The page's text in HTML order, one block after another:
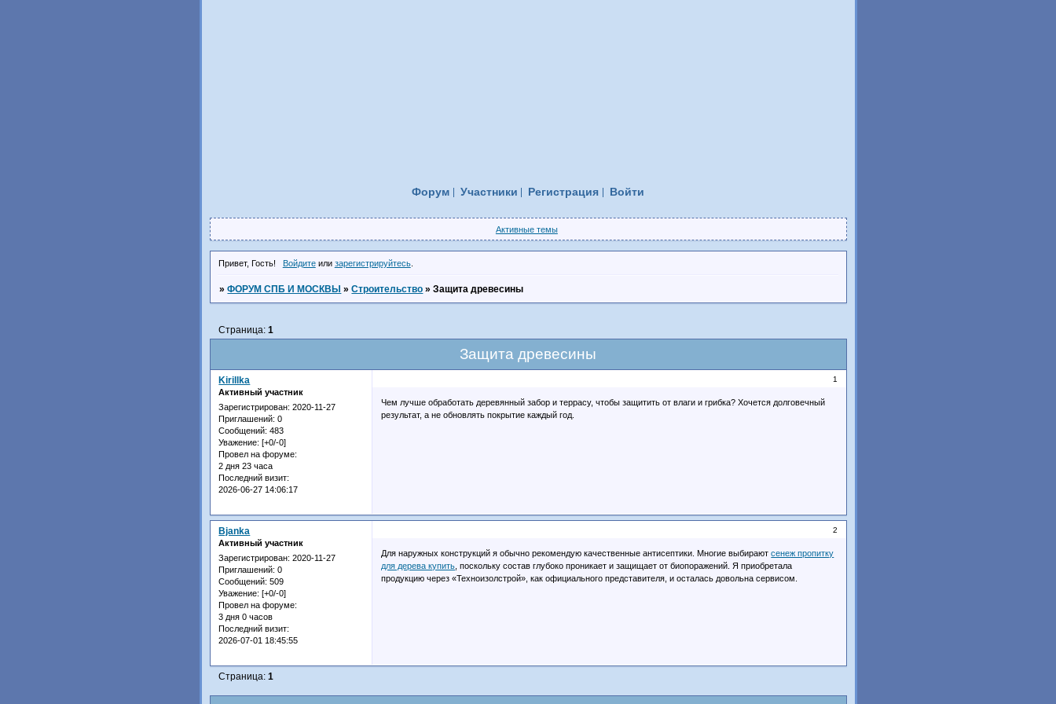
Форум Участники Регистрация Войти
Активные темы
Привет, Гость! Войдитеили зарегистрируйтесь.
»ФОРУМ СПБ И МОСКВЫ »Строительство »Защита древесины
Защита древесины
Страница:1
1
Kirillka
Активный участник
Зарегистрирован: 2020-11-27
Приглашений: 0
Сообщений: 483
Уважение: [+0/-0]
Провел на форуме:
2 дня 23 часа
Последний визит:
2026-06-27 14:06:17
Чем лучше обработать деревянный забор и террасу, чтобы защитить от влаги и грибка? Хочется долговечный
результат, а не обновлять покрытие каждый год.
2
Bjanka
Активный участник
Зарегистрирован: 2020-11-27
Приглашений: 0
Сообщений: 509
Уважение: [+0/-0]
Провел на форуме:
3 дня 0 часов
Последний визит:
2026-07-01 18:45:55
Для наружных конструкций я обычно рекомендую качественные антисептики. Многие выбираютсенеж пропитку
для дерева купить , поскольку состав глубоко проникает и защищает от биопоражений. Я приобретала
продукцию через «Техноизолстрой», как официального представителя, и осталась довольна сервисом.
Страница:1